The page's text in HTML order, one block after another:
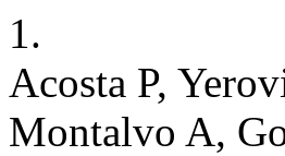
1.
Acosta P,
Montalvo A,